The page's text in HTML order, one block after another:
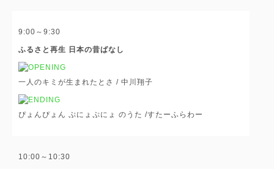
9:00～9:30
ふるさと再生 日本の昔ばなし
一人のキミが生まれたとさ / 中川翔子
ぴょんぴょん ぷにょぷにょ のうた /すたーふらわー
10:00～10:30